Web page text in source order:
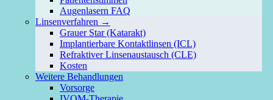
Augenlasern FAQ
Linsenverfahren →
Grauer Star (Katarakt)
Implantierbare Kontaktlinsen (ICL)
Refraktiver Linsenaustausch (CLE)
Kosten
Weitere Behandlungen
Vorsorge